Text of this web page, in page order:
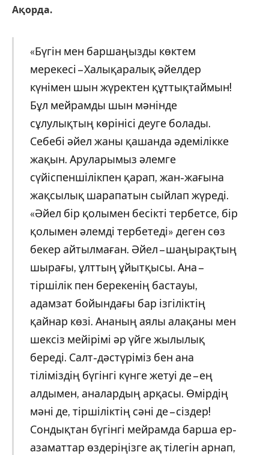
Ақорда.
«Бүгін мен баршаңызды көктем
мерекесі – Халықаралық әйелдер
күнімен шын жүректен құттықтаймын!
Бұл мейрамды шын мәнінде
сұлулықтың көрінісі деуге болады.
Себебі әйел жаны қашанда әдемілікке
жақын. Аруларымыз әлемге
сүйіспеншілікпен қарап, жан-жағына
жақсылық шарапатын сыйлап жүреді.
«Әйел бір қолымен бесікті тербетсе, бір
қолымен әлемді тербетеді» деген сөз
бекер айтылмаған. Әйел – шаңырақтың
шырағы, ұлттың ұйытқысы. Ана –
тіршілік пен берекенің бастауы,
адамзат бойындағы бар ізгіліктің
қайнар көзі. Ананың аялы алақаны мен
шексіз мейірімі әр үйге жылылық
береді. Салт-дәстүріміз бен ана
тіліміздің бүгінгі күнге жетуі де – ең
алдымен, аналардың арқасы. Өмірдің
мәні де, тіршіліктің сәні де – сіздер!
Сондықтан бүгінгі мейрамда барша ер-
азаматтар өздеріңізге ақ тілегін арнап,